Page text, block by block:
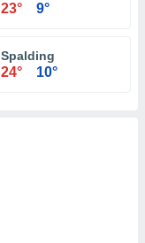
23° 9°
Spalding
24° 10°